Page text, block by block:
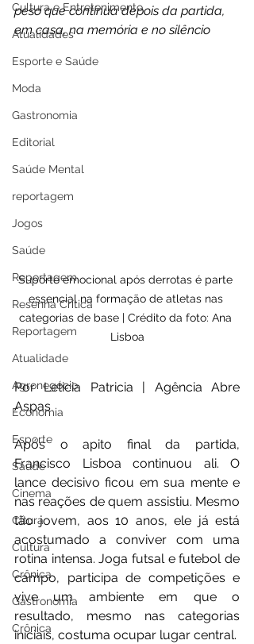
Cultura e Entretenimento
Atualidades
Esporte e Saúde
Moda
Gastronomia
Editorial
Saúde Mental
reportagem
Jogos
Saúde
Reportagem
Resenha Crítica
Reportagem
Atualidade
Agronegócio
Economia
Esporte
Saúde
Cinema
Cltura
Cultura
Crônica
Gastronomia
Crônica
peso que continua depois da partida,
em casa, na memória e no silêncio
Suporte emocional após derrotas é parte
essencial na formação de atletas nas
categorias de base | Crédito da foto: Ana
Lisboa
Por Leticia Patricia | Agência Abre
Aspas
Após o apito final da partida,
Francisco Lisboa continuou ali. O
lance decisivo ficou em sua mente e
nas reações de quem assistiu. Mesmo
tão jovem, aos 10 anos, ele já está
acostumado a conviver com uma
rotina intensa. Joga futsal e futebol de
campo, participa de competições e
vive um ambiente em que o
resultado, mesmo nas categorias
iniciais, costuma ocupar lugar central.